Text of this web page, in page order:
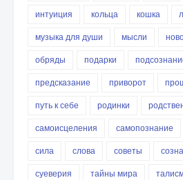
интуиция
кольца кошка
музыка для души
мысли
обряды
подарки
предсказание
приворот
путь к себе
родинки
самоисцеления
самопознание
сила
слова советы
суеверия
тайны мира